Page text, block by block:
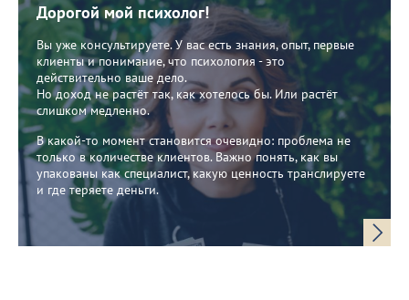
Дорогой мой психолог!
Вы уже консультируете. У вас есть знания, опыт, первые
клиенты и понимание, что психология - это
действительно ваше дело.
Но доход не растёт так, как хотелось бы. Или растёт
слишком медленно.
В какой-то момент становится очевидно: проблема не
только в количестве клиентов. Важно понять, как вы
упакованы как специалист, какую ценность транслируете
и где теряете деньги.